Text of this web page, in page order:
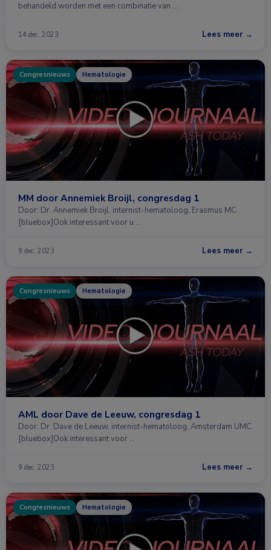
behandeld worden met een combinatie van …
14 dec. 2023 Lees meer →
Congresnieuws Hematologie
MM door Annemiek Broijl, congresdag 1
Door: Dr. Annemiek Broijl, internist-hematoloog, Erasmus MC
[bluebox]Ook interessant voor u …
9 dec. 2023 Lees meer →
Congresnieuws Hematologie
AML door Dave de Leeuw, congresdag 1
Door: Dr. Dave de Leeuw, internist-hematoloog, Amsterdam UMC
[bluebox]Ook interessant voor …
9 dec. 2023 Lees meer →
Congresnieuws Hematologie